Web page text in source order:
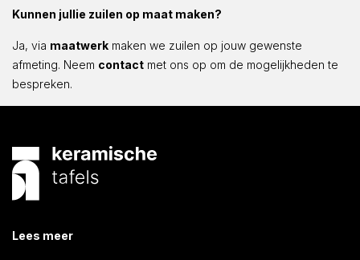
Kunnen jullie zuilen op maat maken?
Ja, via maatwerk maken we zuilen op jouw gewenste
afmeting. Neem contact met ons op om de mogelijkheden te
bespreken.
Lees meer